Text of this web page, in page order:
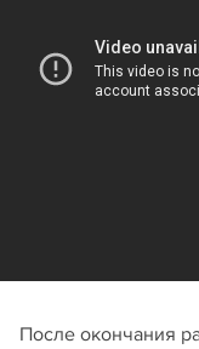
После окончания